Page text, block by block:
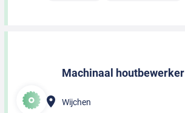
Machinaal houtbewerker
Wijchen